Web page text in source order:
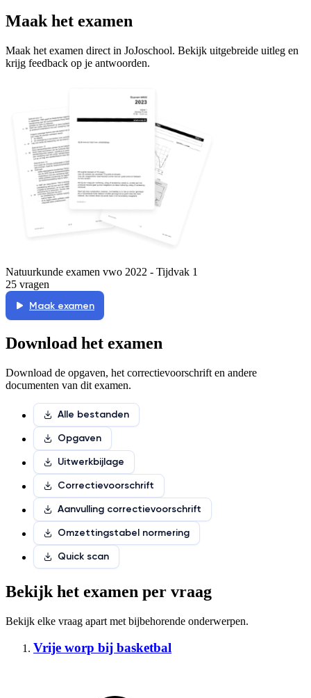
Maak het examen
Maak het examen direct in JoJoschool. Bekijk uitgebreide uitleg en
krijg feedback op je antwoorden.
Natuurkunde examen vwo 2022 - Tijdvak 1
25 vragen
Maak examen
Download het examen
Download de opgaven, het correctievoorschrift en andere
documenten van dit examen.
Alle bestanden
Opgaven
Uitwerkbijlage
Correctievoorschrift
Aanvulling correctievoorschrift
Omzettingstabel normering
Quick scan
Bekijk het examen per vraag
Bekijk elke vraag apart met bijbehorende onderwerpen.
Vrije worp bij basketbal